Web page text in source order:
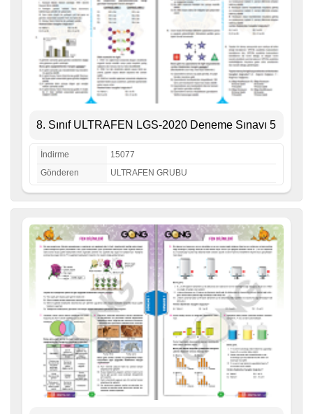
8. Sınıf ULTRAFEN LGS-2020 Deneme Sınavı 5
İndirme
15077
Gönderen
ULTRAFEN GRUBU